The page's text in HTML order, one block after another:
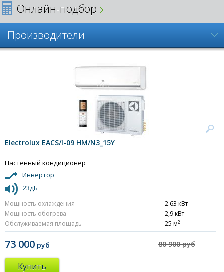
Онлайн-подбор
Производители
Electrolux EACS/I-09 HM/N3_15Y
Настенный кондиционер
Инвертор
23дБ
Мощность охлаждения
2.63 кВт
Мощность обогрева
2,9 кВт
Обслуживаемая площадь
25 м2
73 000 руб 80 900 руб
Купить